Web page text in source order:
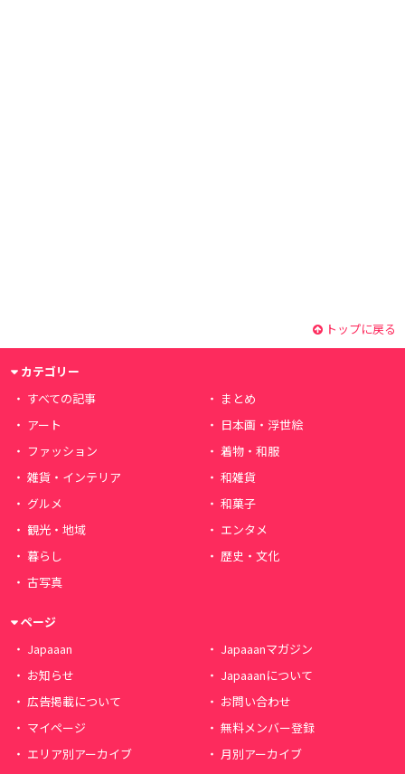
トップに戻る
カテゴリー
すべての記事
まとめ
アート
日本画・浮世絵
ファッション
着物・和服
雑貨・インテリア
和雑貨
グルメ
和菓子
観光・地域
エンタメ
暮らし
歴史・文化
古写真
ページ
Japaaan
Japaaanマガジン
お知らせ
Japaaanについて
広告掲載について
お問い合わせ
マイページ
無料メンバー登録
エリア別アーカイブ
月別アーカイブ